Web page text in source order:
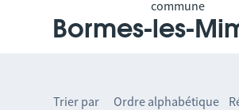
commune
Bormes-les-
Trier par Ordre alphabétique